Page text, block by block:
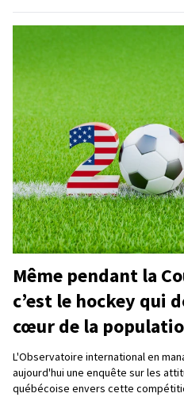
Même pendant la
c’est le hockey qui
cœur de la
L'Observatoire international en
aujourd'hui une enquête sur les
québécoise envers cette